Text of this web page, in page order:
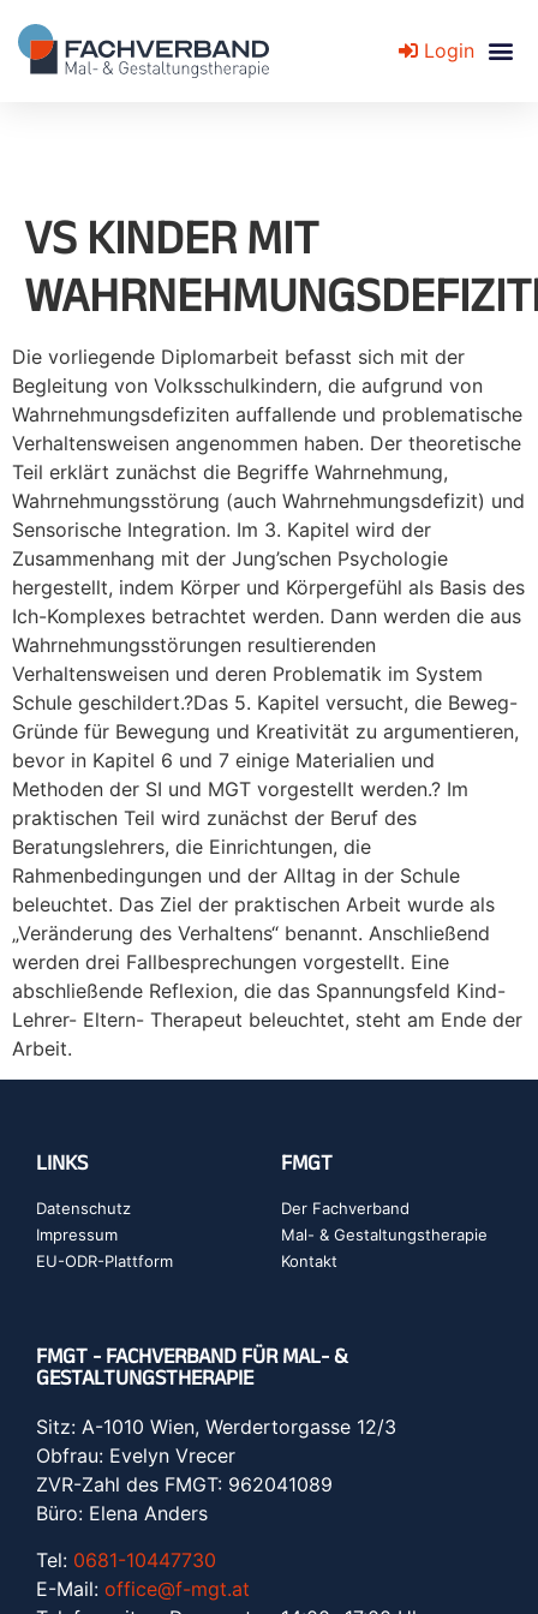
Login
VS KINDER MIT
Die vorliegende Diplomarbeit befasst sich mit der
Begleitung von Volksschulkindern, die aufgrund von
Wahrnehmungsdefiziten auffallende und problematische
Verhaltensweisen angenommen haben. Der theoretische
Teil erklärt zunächst die Begriffe Wahrnehmung,
Wahrnehmungsstörung (auch Wahrnehmungsdefizit) und
Sensorische Integration. Im 3. Kapitel wird der
Zusammenhang mit der Jung’schen Psychologie
hergestellt, indem Körper und Körpergefühl als Basis des
Ich-Komplexes betrachtet werden. Dann werden die aus
Wahrnehmungsstörungen resultierenden
Verhaltensweisen und deren Problematik im System
Schule geschildert.?Das 5. Kapitel versucht, die Beweg-
Gründe für Bewegung und Kreativität zu argumentieren,
bevor in Kapitel 6 und 7 einige Materialien und
Methoden der SI und MGT vorgestellt werden.? Im
praktischen Teil wird zunächst der Beruf des
Beratungslehrers, die Einrichtungen, die
Rahmenbedingungen und der Alltag in der Schule
beleuchtet. Das Ziel der praktischen Arbeit wurde als
„Veränderung des Verhaltens“ benannt. Anschließend
werden drei Fallbesprechungen vorgestellt. Eine
abschließende Reflexion, die das Spannungsfeld Kind-
Lehrer- Eltern- Therapeut beleuchtet, steht am Ende der
Arbeit.
LINKS
Datenschutz
Impressum
EU-ODR-Plattform
FMGT
Der Fachverband
Mal- & Gestaltungstherapie
Kontakt
FMGT - FACHVERBAND FÜR MAL- &
GESTALTUNGSTHERAPIE
Sitz: A-1010 Wien, Werdertorgasse 12/3
Obfrau: Evelyn Vrecer
ZVR-Zahl des FMGT: 962041089
Büro: Elena Anders
Tel: 0681-10447730
E-Mail: office@f-mgt.at